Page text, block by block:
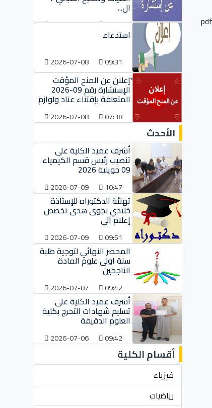
ال...
09:38
2026-07-09
استدعاء
09:31
2026-07-08
ّإعلان عن المنح المؤقت
الإستشارة رقم 09-2026
المتعلقة بإقتناء عتاد ولوازم
07:38
2026-07-08
الأحدث
أشرف عميد الكلية على
تنصيب رئيس قسم الكيمياء
09 جويلية 2026
10:47
2026-07-09
تهنئة الدكتوراه للإستاذة
خلادي نجوى هدى تخصص
إعلام آلي
09:51
2026-07-09
المحضر النهائي لتوجية طلبة
سنة اولى علوم المادة
الناجحين
09:42
2026-07-07
أشرف عميد الكلية على
تسليم شهادات التخرج بكلية
العلوم الدقيقة
09:42
2026-07-06
أقسام الكلية
فيزياء
رياضيات